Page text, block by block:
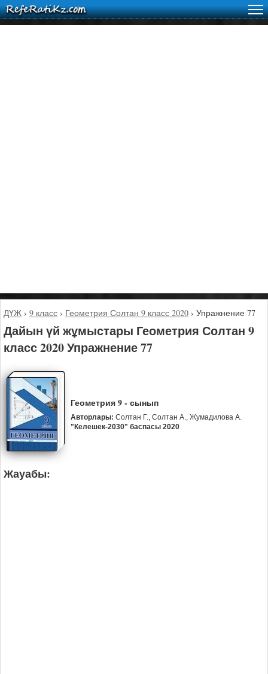
ДҮЖ › 9 класс › Геометрия Солтан 9 класс 2020 › Упражнение 77
Дайын үй жұмыстары Геометрия Солтан 9
класс 2020 Упражнение 77
Геометрия 9 - сынып
Авторлары: Солтан Г., Солтан А., Жумадилова А.
"Келешек-2030" баспасы 2020
Жауабы: